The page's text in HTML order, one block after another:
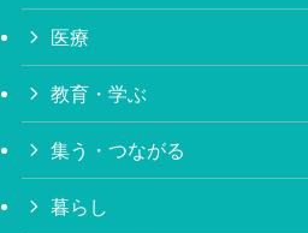
医療
教育・学ぶ
集う・つながる
暮らし